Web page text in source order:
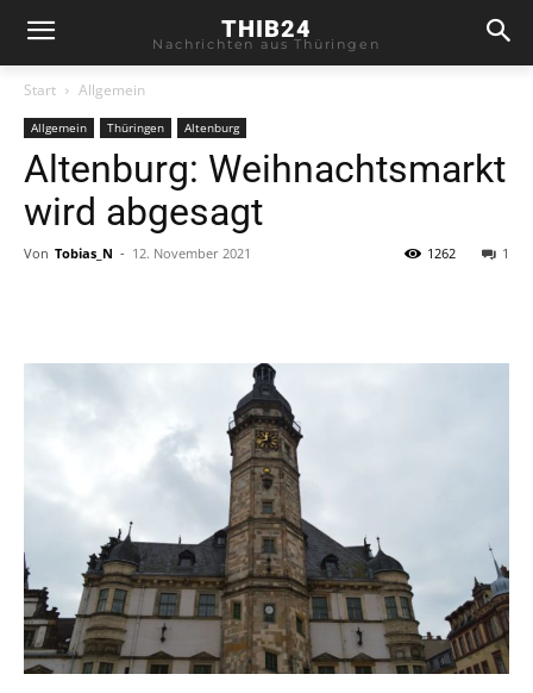
THIB24
Nachrichten aus Thüringen
Start Allgemein
Allgemein Thüringen Altenburg
Altenburg: Weihnachtsmarkt
wird abgesagt
Von Tobias_N - 12. November 2021 1
1262